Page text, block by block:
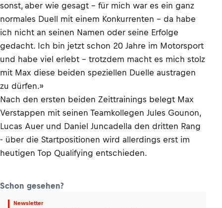
sonst, aber wie gesagt – für mich war es ein ganz
normales Duell mit einem Konkurrenten – da habe
ich nicht an seinen Namen oder seine Erfolge
gedacht. Ich bin jetzt schon 20 Jahre im Motorsport
und habe viel erlebt – trotzdem macht es mich stolz
mit Max diese beiden speziellen Duelle austragen
zu dürfen.»
Nach den ersten beiden Zeittrainings belegt Max
Verstappen mit seinen Teamkollegen Jules Gounon,
Lucas Auer und Daniel Juncadella den dritten Rang
- über die Startpositionen wird allerdings erst im
heutigen Top Qualifying entschieden.
Schon gesehen?
Newsletter